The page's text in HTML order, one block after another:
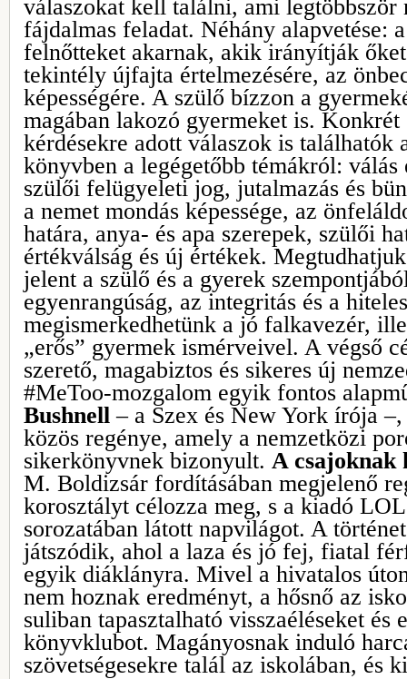
válaszokat kell találni, ami legtöbbször
fájdalmas feladat. Néhány alapvetése:
felnőtteket akarnak, akik irányítják
tekintély újfajta értelmezésére, az
képességére. A szülő bízzon a
magában lakozó gyermeket is. Konkrét
kérdésekre adott válaszok is találhatók
könyvben a legégetőbb témákról: válás
szülői felügyeleti jog, jutalmazás és
a nemet mondás képessége, az
határa, anya- és apa szerepek, szülői
értékválság és új értékek.
jelent a szülő és a gyerek
egyenrangúság, az integritás és a
megismerkedhetünk a jó falkavezér,
„erős” gyermek ismérveivel. A végső
szerető, magabiztos és sikeres új
#MeToo-mozgalom egyik fontos
Bushnell– a Szex és New York írója
közös regénye, amely a nemzetközi
sikerkönyvnek bizonyult. A csajoknak
M. Boldizsár fordításában megjelenő
korosztályt célozza meg, s a kiadó
sorozatában látott napvilágot. A
játszódik, ahol a laza és jó fej, fiatal
egyik diáklányra. Mivel a hivatalos
nem hoznak eredményt, a hősnő az
suliban tapasztalható visszaéléseket
könyvklubot. Magányosnak induló
szövetségesekre talál az iskolában, és